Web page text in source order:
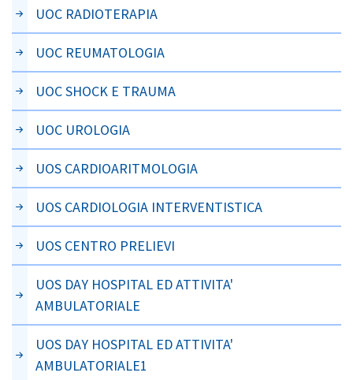
UOC RADIOTERAPIA
UOC REUMATOLOGIA
UOC SHOCK E TRAUMA
UOC UROLOGIA
UOS CARDIOARITMOLOGIA
UOS CARDIOLOGIA INTERVENTISTICA
UOS CENTRO PRELIEVI
UOS DAY HOSPITAL ED ATTIVITA'
AMBULATORIALE
UOS DAY HOSPITAL ED ATTIVITA'
AMBULATORIALE1